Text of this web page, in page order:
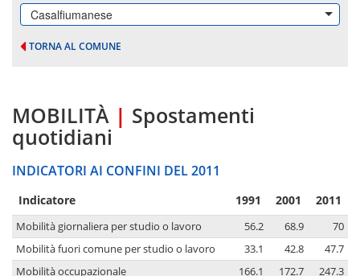
Casalfiumanese
TORNA AL COMUNE
MOBILITÀ | Spostamenti
quotidiani
INDICATORI AI CONFINI DEL 2011
Indicatore 1991 2001 2011
Mobilità giornaliera per studio o lavoro 56.2 68.9
70
Mobilità fuori comune per studio o lavoro
33.1 42.8
47.7
Mobilità occupazionale
166.1 172.7
247.3